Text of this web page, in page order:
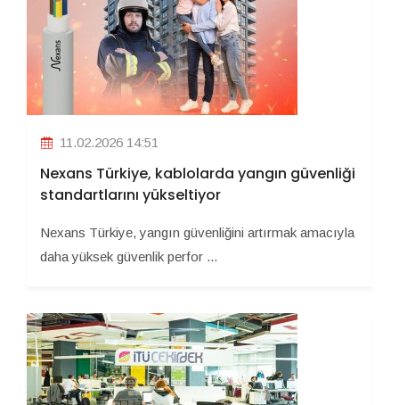
11.02.2026 14:51
Nexans Türkiye, kablolarda yangın güvenliği
standartlarını yükseltiyor
Nexans Türkiye, yangın güvenliğini artırmak amacıyla
daha yüksek güvenlik perfor ...